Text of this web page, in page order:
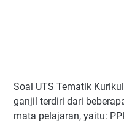
Soal UTS Tematik
ganjil terdiri dari
mata pelajaran, yaitu: